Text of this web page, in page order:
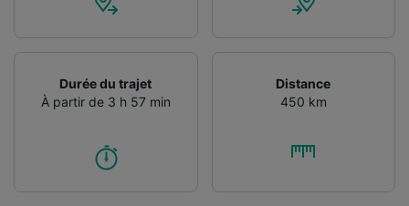
Durée du trajet
À partir de 3 h 57 min
Distance
450 km